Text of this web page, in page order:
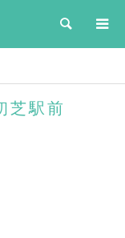
検索
芝駅前